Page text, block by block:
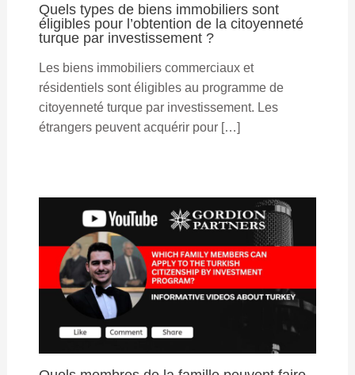
Quels types de biens immobiliers sont
éligibles pour l’obtention de la citoyenneté
turque par investissement ?
Les biens immobiliers commerciaux et
résidentiels sont éligibles au programme de
citoyenneté turque par investissement. Les
étrangers peuvent acquérir pour […]